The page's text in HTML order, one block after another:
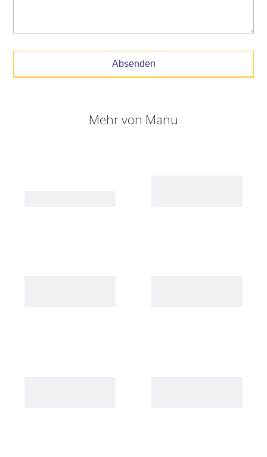
Absenden
Mehr von Manu